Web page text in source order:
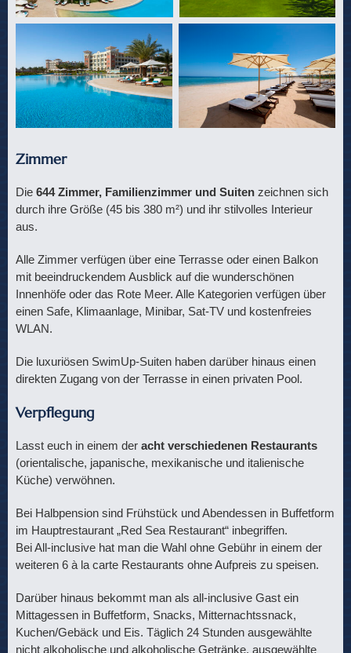
Zimmer
Die 644 Zimmer, Familienzimmer und Suiten zeichnen sich
durch ihre Größe (45 bis 380 m²) und ihr stilvolles Interieur
aus.
Alle Zimmer verfügen über eine Terrasse oder einen Balkon
mit beeindruckendem Ausblick auf die wunderschönen
Innenhöfe oder das Rote Meer. Alle Kategorien verfügen über
einen Safe, Klimaanlage, Minibar, Sat-TV und kostenfreies
WLAN.
Die luxuriösen SwimUp-Suiten haben darüber hinaus einen
direkten Zugang von der Terrasse in einen privaten Pool.
Verpflegung
Lasst euch in einem der acht verschiedenen Restaurants
(orientalische, japanische, mexikanische und italienische
Küche) verwöhnen.
Bei Halbpension sind Frühstück und Abendessen in Buffetform
im Hauptrestaurant „Red Sea Restaurant“ inbegriffen.
Bei All-inclusive hat man die Wahl ohne Gebühr in einem der
weiteren 6 à la carte Restaurants ohne Aufpreis zu speisen.
Darüber hinaus bekommt man als all-inclusive Gast ein
Mittagessen in Buffetform, Snacks, Mitternachtssnack,
Kuchen/Gebäck und Eis. Täglich 24 Stunden ausgewählte
nicht alkoholische und alkoholische Getränke, ausgewählte